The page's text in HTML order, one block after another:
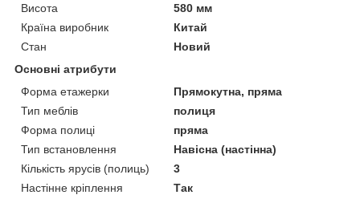
Висота
580 мм
Країна виробник
Китай
Стан
Новий
Основні атрибути
Форма етажерки
Прямокутна, пряма
Тип меблів
полиця
Форма полиці
пряма
Тип встановлення
Навісна (настінна)
Кількість ярусів (полиць)
3
Настінне кріплення
Так